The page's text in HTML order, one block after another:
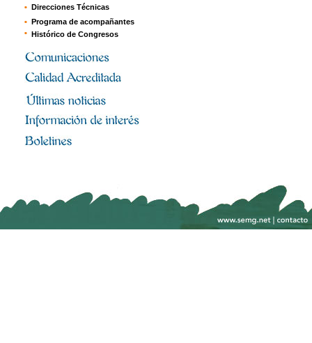
Direcciones Técnicas
Programa de acompañantes
Histórico de Congresos